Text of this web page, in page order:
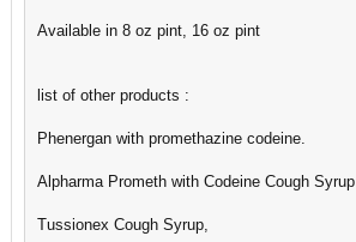
Available in 8 oz pint, 16 oz pint
list of other products :
Phenergan with promethazine codeine.
Alpharma Prometh with Codeine Cough Syrup
Tussionex Cough Syrup,